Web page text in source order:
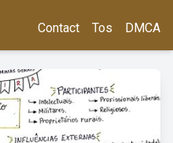
Contact Tos DMCA